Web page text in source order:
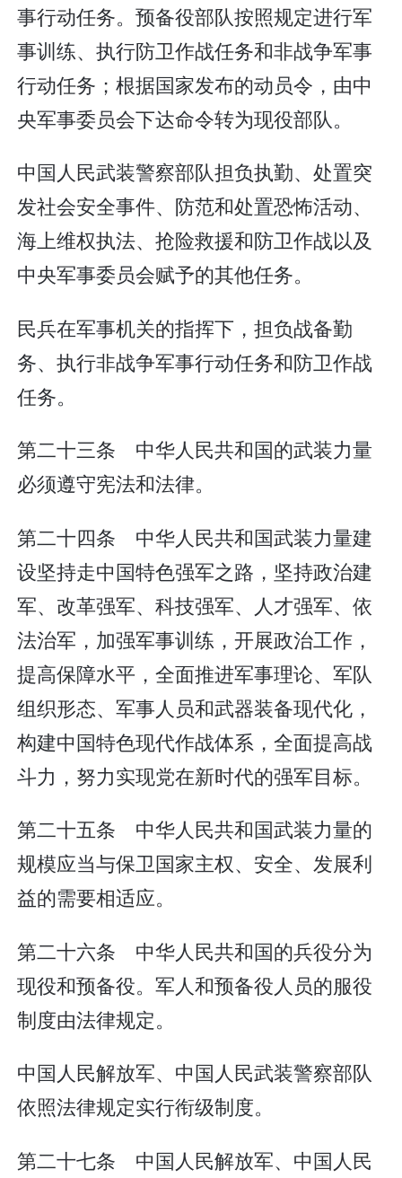
事行动任务。预备役部队按照规定进行军
事训练、执行防卫作战任务和非战争军事
行动任务；根据国家发布的动员令，由中
央军事委员会下达命令转为现役部队。
中国人民武装警察部队担负执勤、处置突
发社会安全事件、防范和处置恐怖活动、
海上维权执法、抢险救援和防卫作战以及
中央军事委员会赋予的其他任务。
民兵在军事机关的指挥下，担负战备勤
务、执行非战争军事行动任务和防卫作战
任务。
第二十三条 中华人民共和国的武装力量
必须遵守宪法和法律。
第二十四条 中华人民共和国武装力量建
设坚持走中国特色强军之路，坚持政治建
军、改革强军、科技强军、人才强军、依
法治军，加强军事训练，开展政治工作，
提高保障水平，全面推进军事理论、军队
组织形态、军事人员和武器装备现代化，
构建中国特色现代作战体系，全面提高战
斗力，努力实现党在新时代的强军目标。
第二十五条 中华人民共和国武装力量的
规模应当与保卫国家主权、安全、发展利
益的需要相适应。
第二十六条 中华人民共和国的兵役分为
现役和预备役。军人和预备役人员的服役
制度由法律规定。
中国人民解放军、中国人民武装警察部队
依照法律规定实行衔级制度。
第二十七条 中国人民解放军、中国人民